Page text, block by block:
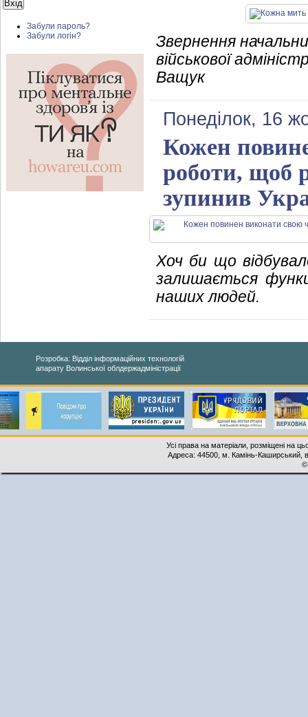
Забули пароль?
Забули логін?
Звернення
військової
Ващук
Понеділок, 16
Кожен
роботи, щоб
зупинив
Хоч би що
залишається
наших людей.
Розробка: Відділ інформаційних технологій
апарату Волинської облдержадміністрації
Усі права на матеріали, розміщені на
Адреса: 44500, м. Камінь-Каширський,
©